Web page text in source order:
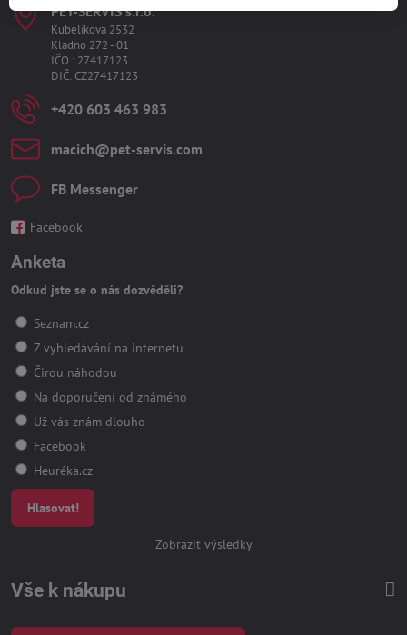
PET-SERVIS s​.r​.o​.
Kubelíkova 2532
Kladno 272 - 01
IČO : 27417123
DIČ: CZ27417123
+420 603 463 983
macich​@pet-servis​.com
FB Messenger
Facebook
Anketa
Odkud jste se o nás dozvěděli?
Seznam.cz
Z vyhledávání na internetu
Čirou náhodou
Na doporučení od známého
Už vás znám dlouho
Facebook
Heuréka.cz
Hlasovat!
Zobrazit výsledky
Vše k nákupu